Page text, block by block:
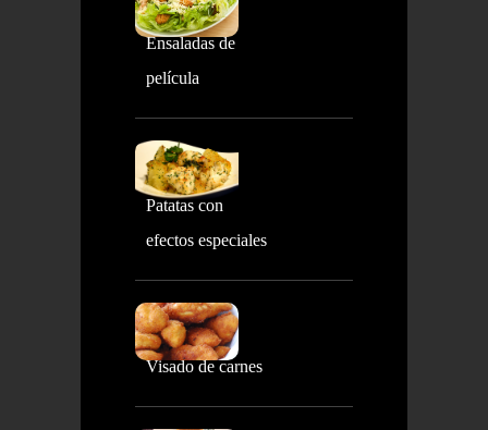
Ensaladas de
película
Patatas con
efectos especiales
Visado de carnes